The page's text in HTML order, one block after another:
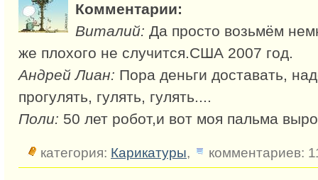
Комментарии:
Виталий: Да просто возьмём
же плохого не случится.США 2007 год.
Андрей Лиан: Пора деньги доставать,
прогулять, гулять, гулять....
Поли: 50 лет робот,и вот моя пальма
категория: Карикатуры, комментариев: